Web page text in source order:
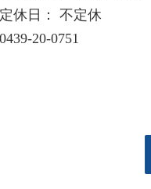
定休日： 不定休
0439-20-0751